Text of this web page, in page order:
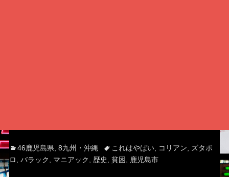
Categories
46鹿児島県 8九州・沖縄 Tagsこれはやばい, コリアン
ズタボ
ロ
バラック マニアック 歴史 貧困 鹿児島市